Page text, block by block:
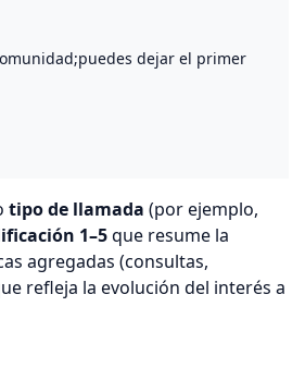
dejar el primer
tipo de llamada (por ejemplo,
1–5que resume la
agregadas (consultas,
refleja la evolución del interés a